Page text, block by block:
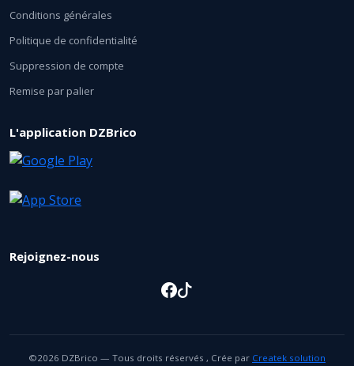
Conditions générales
Politique de confidentialité
Suppression de compte
Remise par palier
L'application DZBrico
Rejoignez-nous
©2026 DZBrico — Tous droits réservés , Crée par Createk solution